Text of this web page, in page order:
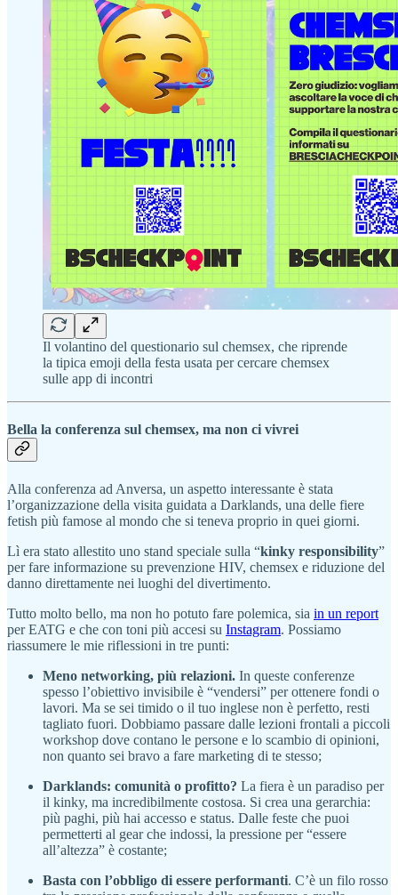
Il volantino del questionario sul chemsex, che riprende
la tipica emoji della festa usata per cercare chemsex
sulle app di incontri
Bella la conferenza sul chemsex, ma non ci vivrei
Alla conferenza ad Anversa, un aspetto interessante è stata
l’organizzazione della visita guidata a Darklands, una delle fiere
fetish più famose al mondo che si teneva proprio in quei giorni.
Lì era stato allestito uno stand speciale sulla “kinky responsibility”
per fare informazione su prevenzione HIV, chemsex e riduzione del
danno direttamente nei luoghi del divertimento.
Tutto molto bello, ma non ho potuto fare polemica, sia in un report
per EATG e che con toni più accesi su Instagram. Possiamo
riassumere le mie riflessioni in tre punti:
Meno networking, più relazioni. In queste conferenze
spesso l’obiettivo invisibile è “vendersi” per ottenere fondi o
lavori. Ma se sei timido o il tuo inglese non è perfetto, resti
tagliato fuori. Dobbiamo passare dalle lezioni frontali a piccoli
workshop dove contano le persone e lo scambio di opinioni,
non quanto sei bravo a fare marketing di te stesso;
Darklands: comunità o profitto? La fiera è un paradiso per
il kinky, ma incredibilmente costosa. Si crea una gerarchia:
più paghi, più hai accesso e status. Dalle feste che puoi
permetterti al gear che indossi, la pressione per “essere
all’altezza” è costante;
Basta con l’obbligo di essere performanti. C’è un filo rosso